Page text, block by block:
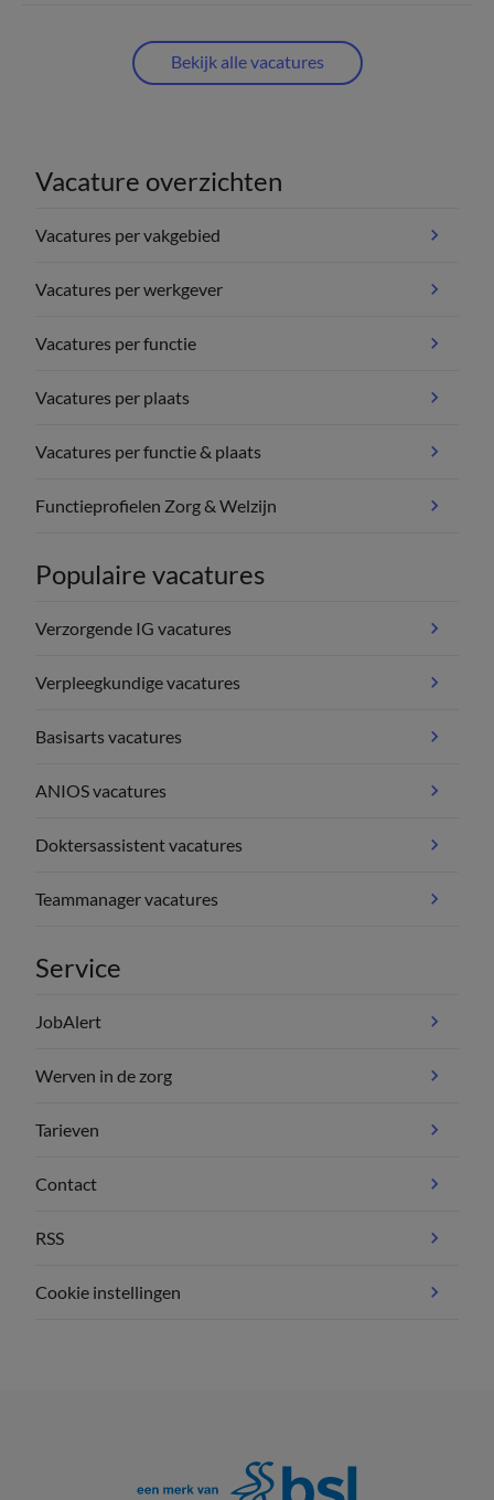
Bekijk alle vacatures
Vacature overzichten
Vacatures per vakgebied
Vacatures per werkgever
Vacatures per functie
Vacatures per plaats
Vacatures per functie & plaats
Functieprofielen Zorg & Welzijn
Populaire vacatures
Verzorgende IG vacatures
Verpleegkundige vacatures
Basisarts vacatures
ANIOS vacatures
Doktersassistent vacatures
Teammanager vacatures
Service
JobAlert
Werven in de zorg
Tarieven
Contact
RSS
Cookie instellingen